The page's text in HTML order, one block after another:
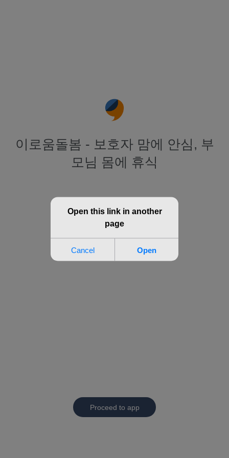
이로움돌봄 - 보호자 맘에 안심, 부
모님 몸에 휴식
Proceed to app